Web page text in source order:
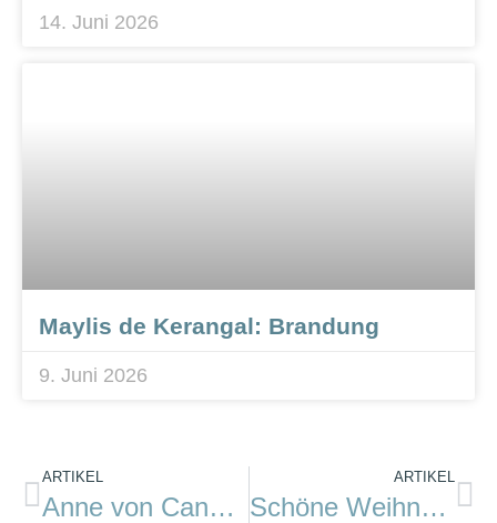
14. Juni 2026
Maylis de Kerangal: Brandung
9. Juni 2026
ARTIKEL
Anne von Canal: Whiteout
ARTIKEL
Schöne Weihnachten!